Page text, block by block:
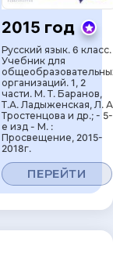
2015 год
Русский язык. 6 класс.
Учебник для
организаций. 1, 2
части. М. Т. Баранов,
Т.А. Ладыженская, Л.
Тростенцова и др.; - 5-
е изд - М. :
Просвещение, 2015-
2018г.
ПЕРЕЙТИ